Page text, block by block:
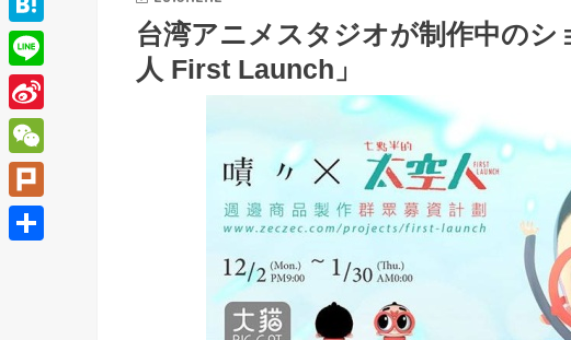
台湾アニメスタジオが制作中のシ
人 First Launch」
i
t
e
r
a
c
e
b
o
o
k
H
a
t
e
a
L
i
n
e
S
i
n
a
W
e
C
P